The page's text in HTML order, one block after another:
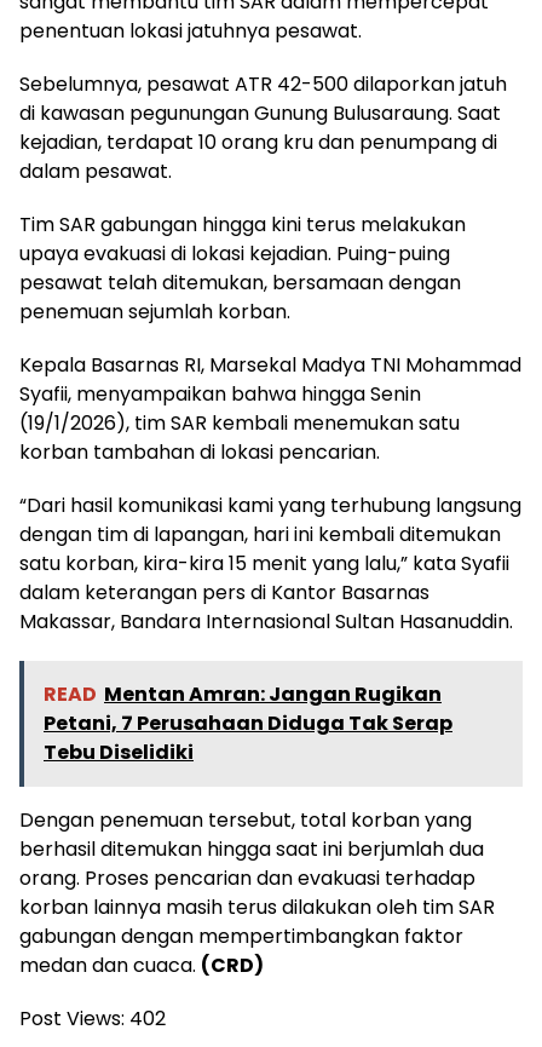
penentuan lokasi jatuhnya pesawat.
Sebelumnya, pesawat ATR 42-500 dilaporkan jatuh
di kawasan pegunungan Gunung Bulusaraung. Saat
kejadian, terdapat 10 orang kru dan penumpang di
dalam pesawat.
Tim SAR gabungan hingga kini terus melakukan
upaya evakuasi di lokasi kejadian. Puing-puing
pesawat telah ditemukan, bersamaan dengan
penemuan sejumlah korban.
Kepala Basarnas RI, Marsekal Madya TNI Mohammad
Syafii, menyampaikan bahwa hingga Senin
(19/1/2026), tim SAR kembali menemukan satu
korban tambahan di lokasi pencarian.
“Dari hasil komunikasi kami yang terhubung langsung
dengan tim di lapangan, hari ini kembali ditemukan
satu korban, kira-kira 15 menit yang lalu,” kata Syafii
dalam keterangan pers di Kantor Basarnas
Makassar, Bandara Internasional Sultan Hasanuddin.
READ Mentan Amran: Jangan Rugikan
Petani, 7 Perusahaan Diduga Tak Serap
Tebu Diselidiki
Dengan penemuan tersebut, total korban yang
berhasil ditemukan hingga saat ini berjumlah dua
orang. Proses pencarian dan evakuasi terhadap
korban lainnya masih terus dilakukan oleh tim SAR
gabungan dengan mempertimbangkan faktor
medan dan cuaca. (CRD)
Post Views: 402